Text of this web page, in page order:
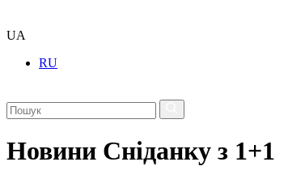
UA
RU
Новини Сніданку з 1+1